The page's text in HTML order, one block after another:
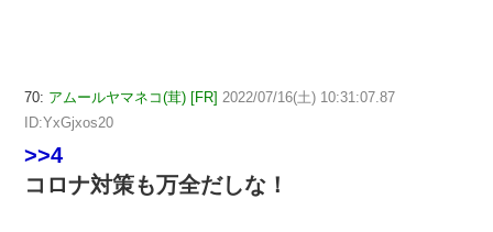
70: アムールヤマネコ(茸) [FR] 2022/07/16(土) 10:31:07.87
ID:YxGjxos20
>>4
コロナ対策も万全だしな！